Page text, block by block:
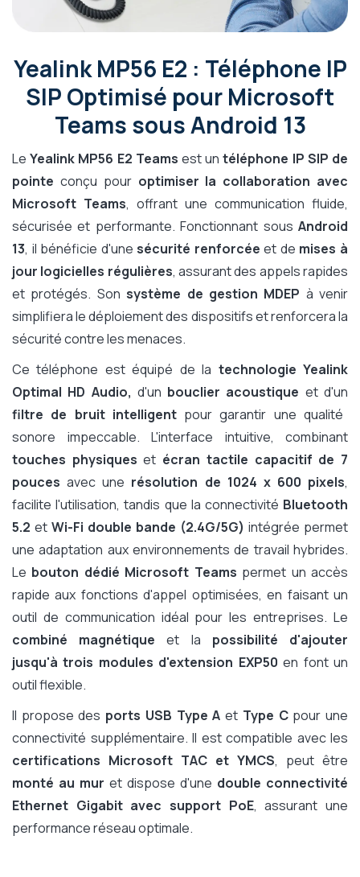
Yealink MP56 E2 : Téléphone IP
SIP Optimisé pour Microsoft
Teams sous Android 13
LeYealink MP56 E2 Teams est untéléphone IP SIP de
pointe conçu pour optimiser la collaboration avec
Microsoft Teams, offrant une communication fluide,
sécurisée et performante. Fonctionnant sous Android
13, il bénéficie d'unesécurité renforcée et de mises à
jour logicielles régulières, assurant des appels rapides
et protégés. Sonsystème de gestion MDEP à venir
simplifiera le déploiement des dispositifs et renforcera la
sécurité contre les menaces.
Ce téléphone est équipé de la technologie Yealink
Optimal HD Audio, d'un bouclier acoustique et d'un
filtre de bruit intelligentpour garantir une qualité
sonore impeccable. L'interface intuitive, combinant
touches physiques et écran tactile capacitif de 7
poucesavec une résolution de 1024 x 600 pixels,
facilite l'utilisation, tandis que la connectivité Bluetooth
5.2 et Wi-Fi double bande (2.4G/5G) intégrée permet
une adaptation aux environnements de travail hybrides.
Le bouton dédié Microsoft Teams permet un accès
rapide aux fonctions d'appel optimisées, en faisant un
outil de communication idéal pour les entreprises. Le
combiné magnétique et la possibilité d'ajouter
jusqu'à trois modules d'extension EXP50 en font un
outil flexible.
Il propose des ports USB Type Aet Type C pour une
connectivité supplémentaire. Il est compatible avec les
certifications Microsoft TAC et YMCS, peut être
monté au mur et dispose d'une double connectivité
Ethernet Gigabit avec support PoE, assurant une
performance réseau optimale.